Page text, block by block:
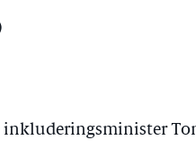
inkluderingsminister